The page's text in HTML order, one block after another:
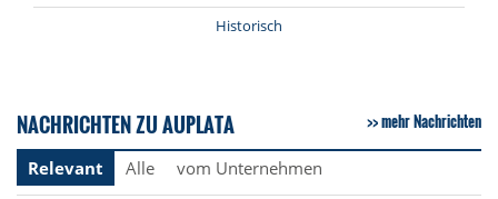
Historisch
NACHRICHTEN ZU AUPLATA mehr Nachrichten
Relevant Alle vom Unternehmen